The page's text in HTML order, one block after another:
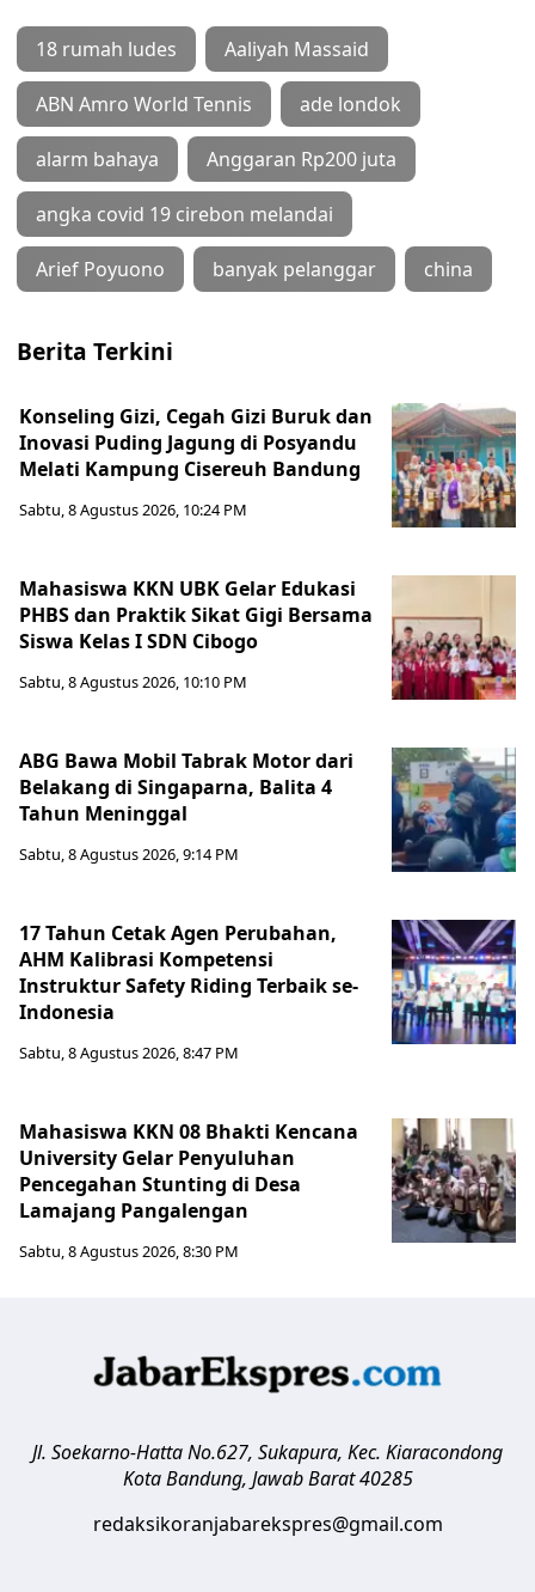
18 rumah ludes Aaliyah Massaid
ABN Amro World Tennis ade londok
alarm bahaya Anggaran Rp200 juta
angka covid 19 cirebon melandai
Arief Poyuono banyak pelanggar china
Berita Terkini
Konseling Gizi, Cegah Gizi Buruk dan
Inovasi Puding Jagung di Posyandu
Melati Kampung Cisereuh Bandung
Sabtu, 8 Agustus 2026, 10:24 PM
Mahasiswa KKN UBK Gelar Edukasi
PHBS dan Praktik Sikat Gigi Bersama
Siswa Kelas I SDN Cibogo
Sabtu, 8 Agustus 2026, 10:10 PM
ABG Bawa Mobil Tabrak Motor dari
Belakang di Singaparna, Balita 4
Tahun Meninggal
Sabtu, 8 Agustus 2026, 9:14 PM
17 Tahun Cetak Agen Perubahan,
AHM Kalibrasi Kompetensi
Instruktur Safety Riding Terbaik se-
Indonesia
Sabtu, 8 Agustus 2026, 8:47 PM
Mahasiswa KKN 08 Bhakti Kencana
University Gelar Penyuluhan
Pencegahan Stunting di Desa
Lamajang Pangalengan
Sabtu, 8 Agustus 2026, 8:30 PM
Jl. Soekarno-Hatta No.627, Sukapura, Kec. Kiaracondong
Kota Bandung, Jawab Barat 40285
redaksikoranjabarekspres@gmail.com